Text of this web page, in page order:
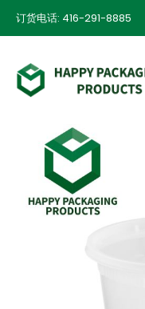
订货电话: 416-291-8885